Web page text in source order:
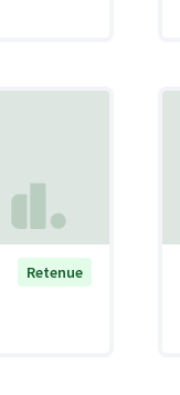
Retenue